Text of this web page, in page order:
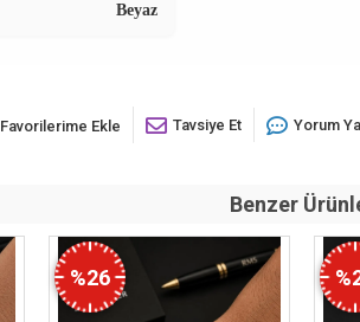
Beyaz
Favorilerime Ekle Tavsiye Et Yorum
Benzer
%26